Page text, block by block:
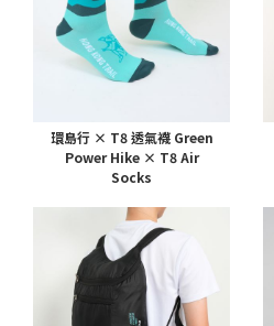
環島行 × T8 透氣襪 Green
Power Hike × T8 Air
Socks